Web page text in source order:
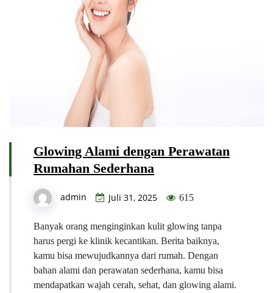
Glowing Alami dengan Perawatan
Rumahan Sederhana
admin Juli 31, 2025 615
Banyak orang menginginkan kulit glowing tanpa
harus pergi ke klinik kecantikan. Berita baiknya,
kamu bisa mewujudkannya dari rumah. Dengan
bahan alami dan perawatan sederhana, kamu bisa
mendapatkan wajah cerah, sehat, dan glowing alami.